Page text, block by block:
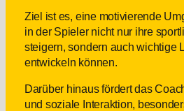
Ziel ist es, eine motivierende
in der Spieler nicht nur ihre
steigern, sondern auch wichtige
entwickeln können.
Darüber hinaus fördert das
und soziale Interaktion,